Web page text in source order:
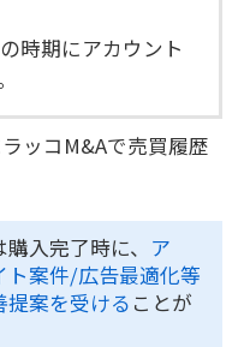
時期にアカウント
ッコM&Aで売買履歴
入完了時に、 ア
ト案件/広告最適化等
提案を受ける ことが